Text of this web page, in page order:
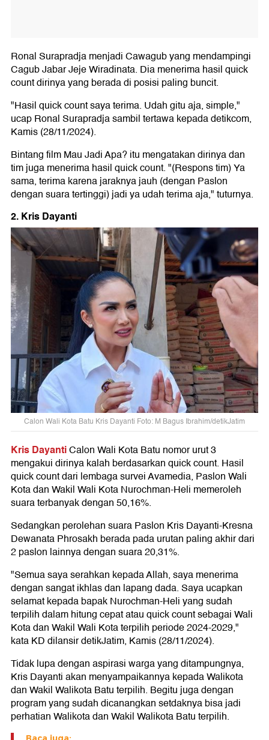
Ronal Surapradja menjadi Cawagub yang mendampingi
Cagub Jabar Jeje Wiradinata. Dia menerima hasil quick
count dirinya yang berada di posisi paling buncit.
"Hasil quick count saya terima. Udah gitu aja, simple,"
ucap Ronal Surapradja sambil tertawa kepada detikcom,
Kamis (28/11/2024).
Bintang film Mau Jadi Apa? itu mengatakan dirinya dan
tim juga menerima hasil quick count. "(Respons tim) Ya
sama, terima karena jaraknya jauh (dengan Paslon
dengan suara tertinggi) jadi ya udah terima aja," tuturnya.
2. Kris Dayanti
Calon Wali Kota Batu Kris Dayanti Foto: M Bagus Ibrahim/detikJatim
Kris DayantiCalon Wali Kota Batu nomor urut 3
mengakui dirinya kalah berdasarkan quick count. Hasil
quick count dari lembaga survei Avamedia, Paslon Wali
Kota dan Wakil Wali Kota Nurochman-Heli memeroleh
suara terbanyak dengan 50,16%.
Sedangkan perolehan suara Paslon Kris Dayanti-Kresna
Dewanata Phrosakh berada pada urutan paling akhir dari
2 paslon lainnya dengan suara 20,31%.
"Semua saya serahkan kepada Allah, saya menerima
dengan sangat ikhlas dan lapang dada. Saya ucapkan
selamat kepada bapak Nurochman-Heli yang sudah
terpilih dalam hitung cepat atau quick count sebagai Wali
Kota dan Wakil Wali Kota terpilih periode 2024-2029,"
kata KD dilansir detikJatim, Kamis (28/11/2024).
Tidak lupa dengan aspirasi warga yang ditampungnya,
Kris Dayanti akan menyampaikannya kepada Walikota
dan Wakil Walikota Batu terpilih. Begitu juga dengan
program yang sudah dicanangkan setdaknya bisa jadi
perhatian Walikota dan Wakil Walikota Batu terpilih.